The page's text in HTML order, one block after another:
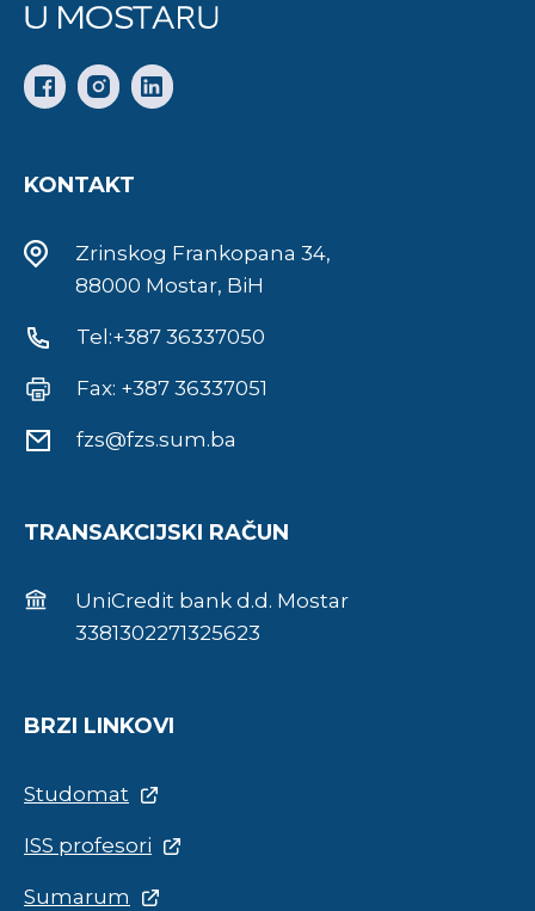
KONTAKT
Zrinskog Frankopana 34,
88000 Mostar, BiH
Tel:+387 36337050
Fax: +387 36337051
fzs@fzs.sum.ba
TRANSAKCIJSKI RAČUN
UniCredit bank d.d. Mostar
3381302271325623
BRZI LINKOVI
Studomat
ISS profesori
Sumarum